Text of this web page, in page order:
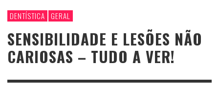
DENTÍSTICA GERAL
SENSIBILIDADE E LESÕES NÃO
CARIOSAS – TUDO A VER!